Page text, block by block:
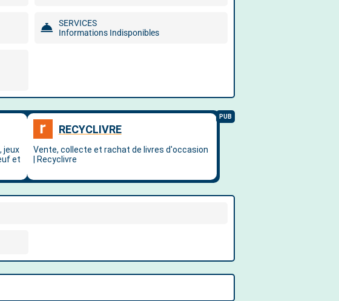
SERVICES
Informations Indisponibles